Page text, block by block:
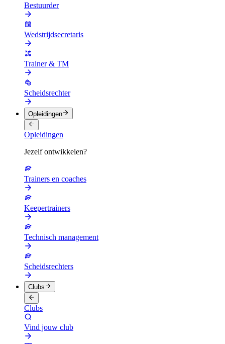
Bestuurder
Wedstrijdsecretaris
Trainer & TM
Scheidsrechter
Opleidingen
Opleidingen
Jezelf ontwikkelen?
Trainers en coaches
Keepertrainers
Technisch management
Scheidsrechters
Clubs
Clubs
Vind jouw club